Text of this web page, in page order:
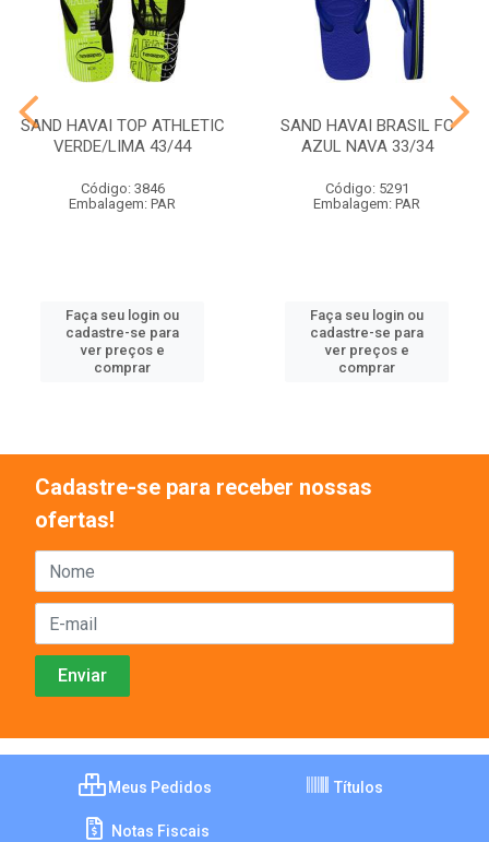
SAND HAVAI TOP ATHLETIC
VERDE/LIMA 43/44
Código: 3846
Embalagem: PAR
Faça seu login ou
cadastre-se para
ver preços e
comprar
SAND HAVAI BRASIL FC
AZUL NAVA 33/34
Código: 5291
Embalagem: PAR
Faça seu login ou
cadastre-se para
ver preços e
comprar
Cadastre-se para receber nossas
ofertas!
Meus Pedidos Títulos
Notas Fiscais